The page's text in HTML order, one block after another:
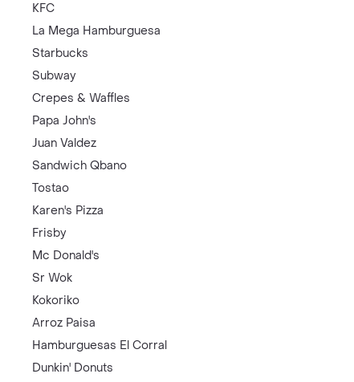
KFC
La Mega Hamburguesa
Starbucks
Subway
Crepes & Waffles
Papa John's
Juan Valdez
Sandwich Qbano
Tostao
Karen's Pizza
Frisby
Mc Donald's
Sr Wok
Kokoriko
Arroz Paisa
Hamburguesas El Corral
Dunkin' Donuts